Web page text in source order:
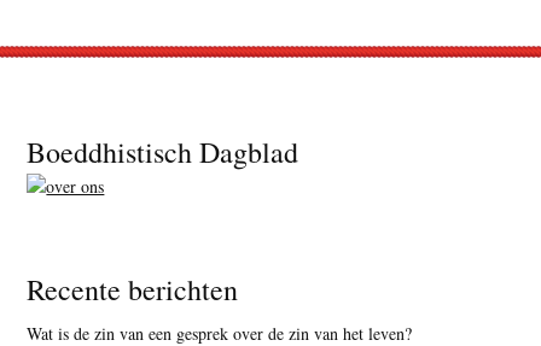
Footer
Boeddhistisch Dagblad
Recente berichten
Wat is de zin van een gesprek over de zin van het leven?